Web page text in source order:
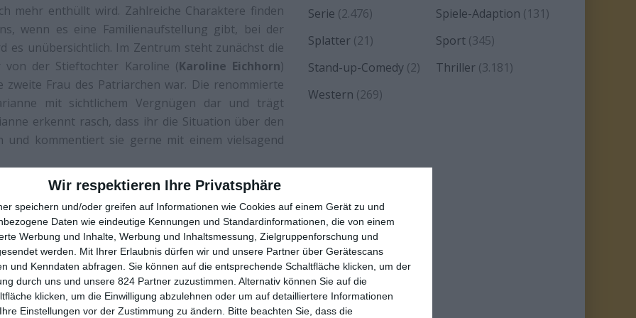
Wir respektieren Ihre Privatsphäre
speichern und/oder greifen auf Informationen wie Cookies auf einem Gerät zu und
Daten wie eindeutige Kennungen und Standardinformationen, die von einem
Werbung und Inhalte, Werbung und Inhaltsmessung, Zielgruppenforschung und
werden.
Mit Ihrer Erlaubnis dürfen wir und unsere Partner über Gerätescans
und Kenndaten abfragen. Sie können auf die entsprechende Schaltfläche klicken, um der
durch uns und unsere 824 Partner zuzustimmen. Alternativ können Sie auf die
klicken, um die Einwilligung abzulehnen oder um auf detailliertere Informationen
Einstellungen vor der Zustimmung zu ändern.
Bitte beachten Sie, dass die
mehr enthüllt wird. Zahlreiche Charaktere finden
wenn es eine Familienaufstellung gibt, bei der
es unübersichtlich. Im Zentrum steht zunächst die
von der Stieftochter Karoline (Karoline Eichhorn)
Frau des Patriarchen war. Die renommierte
mit sichtlichem Vergnügen dar und trägt
erkennt rasch, dass ihr die Situation über den
und kommentiert sie gerne mit einem vielsagend
SICH
ihre Mutter Valerie keinen Schritt tun könnte.
und sitzt im Rollstuhl, ständig ruft sie Fanny zu
nicht, wie sie sich aus der Umklammerung lösen
verändert ihren Blick. War der Opa etwa ein Nazi?
Serie (2.476) Spiele-Adaption (131)
Splatter (21) Sport(345)
Stand-up-Comedy (2) Thriller(3.181)
Western (269)